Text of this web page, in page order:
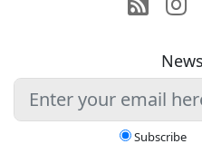
Subscribe